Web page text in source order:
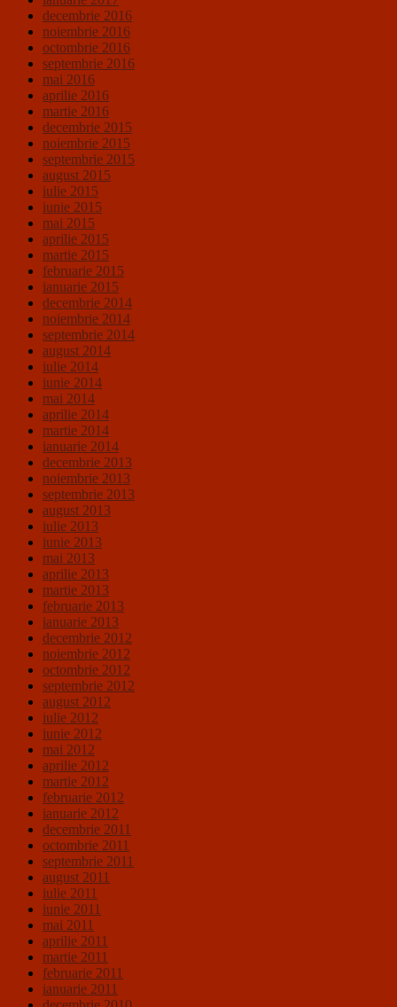
decembrie 2016
noiembrie 2016
octombrie 2016
septembrie 2016
mai 2016
aprilie 2016
martie 2016
decembrie 2015
noiembrie 2015
septembrie 2015
august 2015
iulie 2015
iunie 2015
mai 2015
aprilie 2015
martie 2015
februarie 2015
ianuarie 2015
decembrie 2014
noiembrie 2014
septembrie 2014
august 2014
iulie 2014
iunie 2014
mai 2014
aprilie 2014
martie 2014
ianuarie 2014
decembrie 2013
noiembrie 2013
septembrie 2013
august 2013
iulie 2013
iunie 2013
mai 2013
aprilie 2013
martie 2013
februarie 2013
ianuarie 2013
decembrie 2012
noiembrie 2012
octombrie 2012
septembrie 2012
august 2012
iulie 2012
iunie 2012
mai 2012
aprilie 2012
martie 2012
februarie 2012
ianuarie 2012
decembrie 2011
octombrie 2011
septembrie 2011
august 2011
iulie 2011
iunie 2011
mai 2011
aprilie 2011
martie 2011
februarie 2011
ianuarie 2011